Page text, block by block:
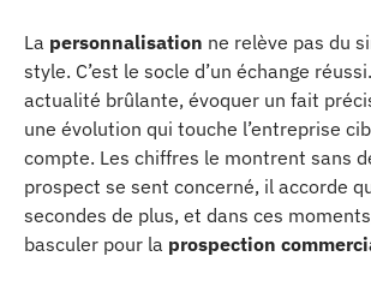
La personnalisation ne relève pas du
style. C’est le socle d’un échange
actualité brûlante, évoquer un fait
une évolution qui touche l’entreprise
compte. Les chiffres le montrent sans
prospect se sent concerné, il accorde
secondes de plus, et dans ces
basculer pour la prospection